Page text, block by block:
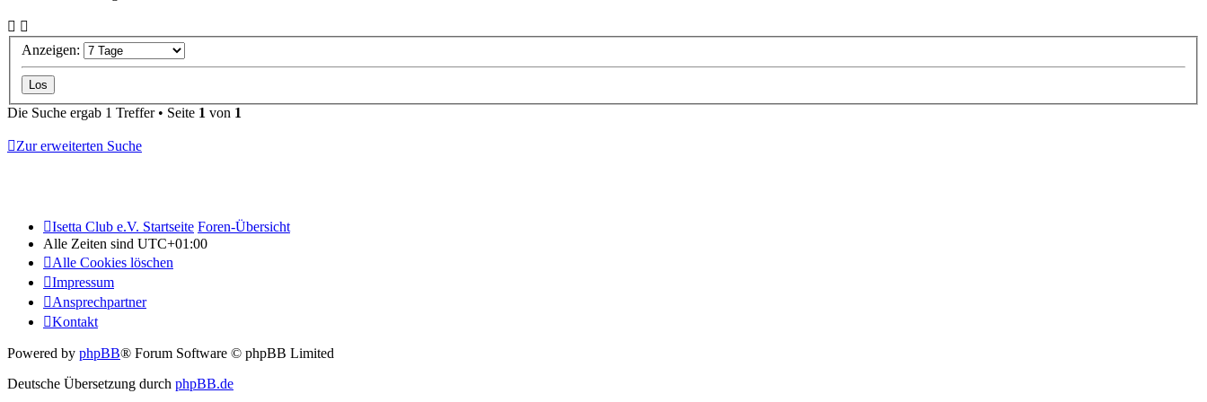
Anzeigen:
Die Suche ergab 1 Treffer • Seite 1 von 1
Zur erweiterten Suche
Isetta Club e.V. Startseite Foren-Übersicht
Alle Zeiten sind UTC+01:00
Alle Cookies löschen
Impressum
Ansprechpartner
Kontakt
Powered by phpBB® Forum Software © phpBB Limited
Deutsche Übersetzung durch phpBB.de